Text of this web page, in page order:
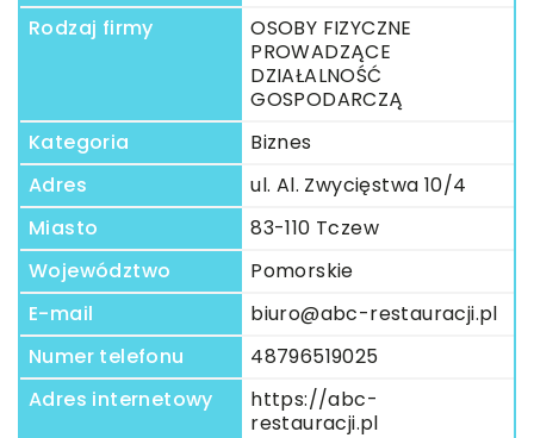
Rodzaj firmy
OSOBY FIZYCZNE
PROWADZĄCE
DZIAŁALNOŚĆ
GOSPODARCZĄ
Kategoria
Biznes
Adres
ul. Al. Zwycięstwa 10/4
Miasto
83-110 Tczew
Województwo
Pomorskie
E-mail
biuro@abc-restauracji.pl
Numer telefonu
48796519025
Adres internetowy
https://abc-
restauracji.pl